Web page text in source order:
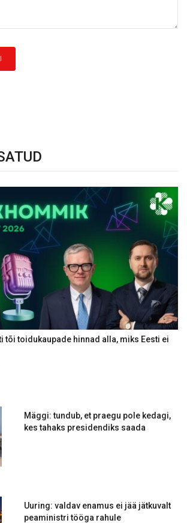
tõi toidukaupade hinnad alla, miks Eesti ei
Mäggi: tundub, et praegu pole kedagi,
kes tahaks presidendiks saada
Uuring: valdav enamus ei jää jätkuvalt
peaministri tööga rahule